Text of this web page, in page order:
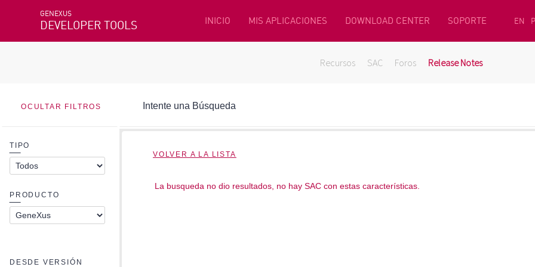
GENEXUS
DEVELOPER TOOLS INICIO MIS APLICACIONES DOWNLOAD CENTER SOPORTE EN
Recursos SAC Foros Release Notes